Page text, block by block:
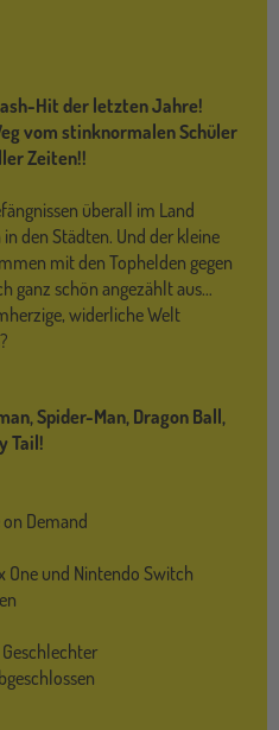
Hit der letzten Jahre!
vom stinknormalen Schüler
Zeiten!!
überall im Land
den Städten. Und der kleine
mit den Tophelden gegen
ganz schön angezählt aus…
widerliche Welt
Spider-Man, Dragon Ball,
Tail!
Demand
One und Nintendo Switch